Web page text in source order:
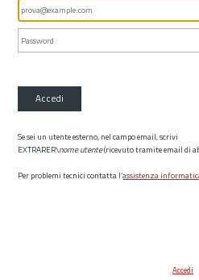
Accedi
Se sei un utente esterno, nel campo email, scrivi
EXTRARER\nome utente(ricevuto tramite email di
Per problemi tecnici contatta l’assistenza
Accedi